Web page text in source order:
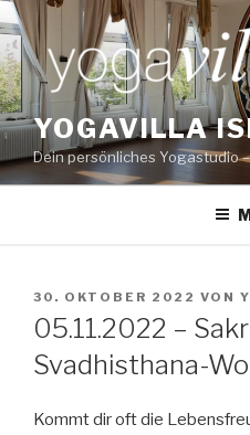
Zum
Inhalt
springen
YOGAVILLA
Dein persönliches Yogastudio –
VERÖFFENTLICHT
AM
30. OKTOBER 2022 VON
05.11.2022 –
Svadhisthana-
Kommt dir oft die